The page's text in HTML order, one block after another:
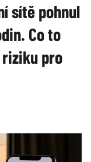
sítě pohnul
Co to
pro